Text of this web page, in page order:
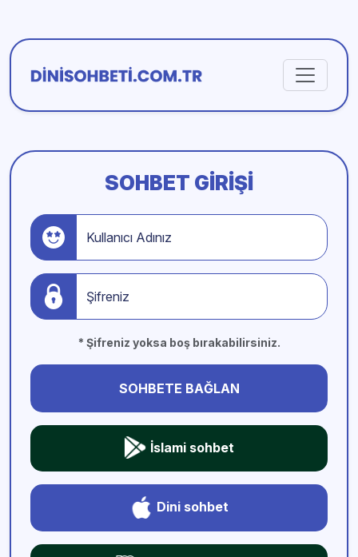
SOHBET GIRIŞI
Kullanıcı Adınız
Şifreniz
* Şifreniz yoksa boş bırakabilirsiniz.
SOHBETE BAĞLAN
İslami sohbet
Dini sohbet